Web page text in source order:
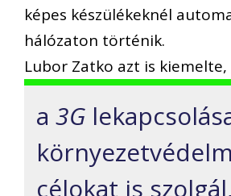
képes készülékeknél
hálózaton történik.
Lubor Zatko azt is
a 3G
célokat is szolgál,